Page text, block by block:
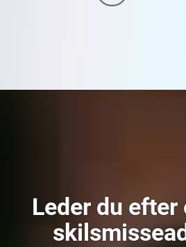
Leder du efter